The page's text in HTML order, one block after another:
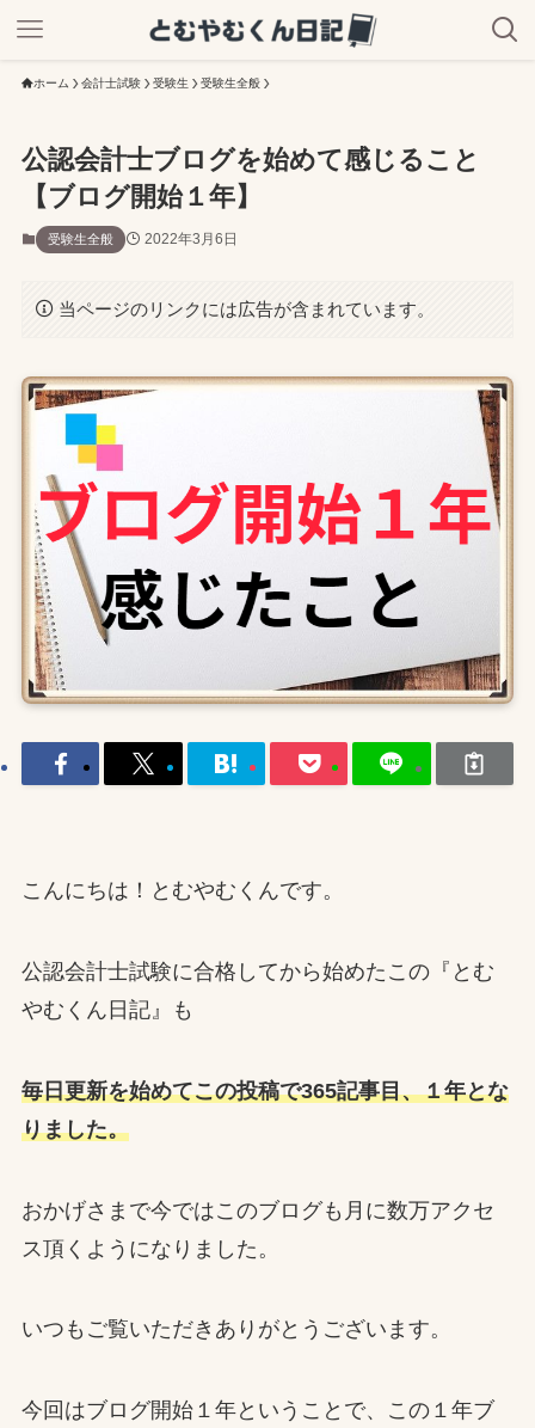
ホーム 会計士試験 受験生 受験生全般
公認会計士ブログを始めて感じること
【ブログ開始１年】
受験生全般 2022年3月6日
当ページのリンクには広告が含まれています。
こんにちは！とむやむくんです。
公認会計士試験に合格してから始めたこの『とむ
やむくん日記』も
毎日更新を始めてこの投稿で365記事目、１年とな
りました。
おかげさまで今ではこのブログも月に数万アクセ
ス頂くようになりました。
いつもご覧いただきありがとうございます。
今回はブログ開始１年ということで、この１年ブ